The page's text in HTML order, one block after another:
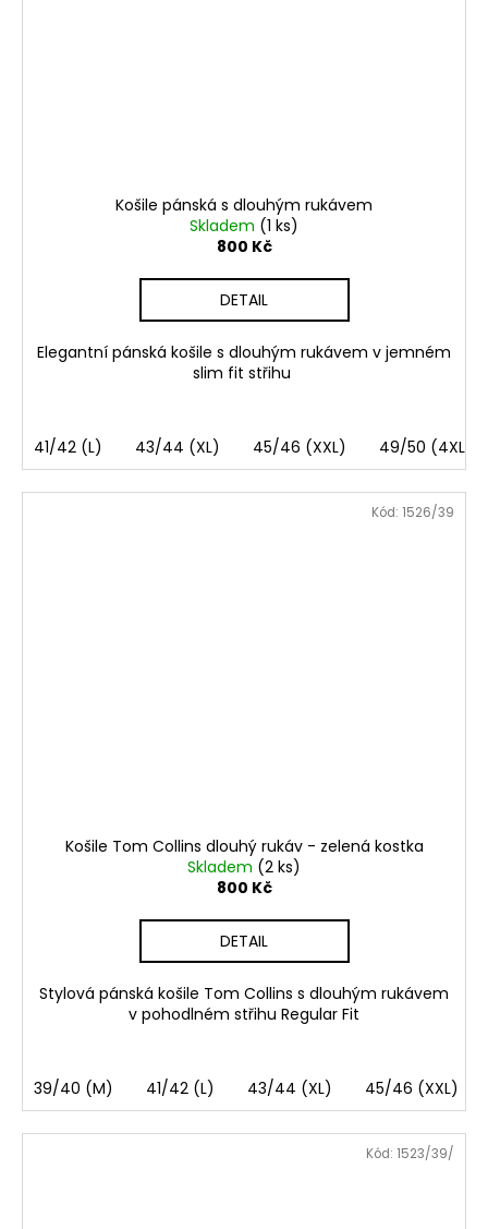
Košile pánská s dlouhým rukávem
Skladem (1 ks)
800 Kč
DETAIL
Elegantní pánská košile s dlouhým rukávem v jemném
slim fit střihu
41/42 (L) 43/44 (XL) 45/46 (XXL) 49/50 (4XL)
Košile Tom Collins dlouhý rukáv - zelená kostka
Skladem (2 ks)
800 Kč
DETAIL
Stylová pánská košile Tom Collins s dlouhým rukávem
v pohodlném střihu Regular Fit
39/40 (M) 41/42 (L) 43/44 (XL) 45/46 (XXL)
Kód: 1526/39
Kód: 1523/39/